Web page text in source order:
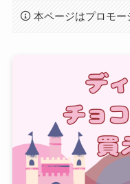
本ページはプロモ